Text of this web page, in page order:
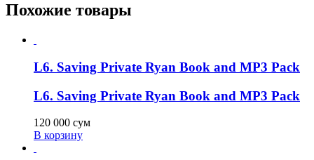
Похожие товары
L6. Saving Private Ryan Book and MP3 Pack
L6. Saving Private Ryan Book and MP3 Pack
120 000 сум
В корзину